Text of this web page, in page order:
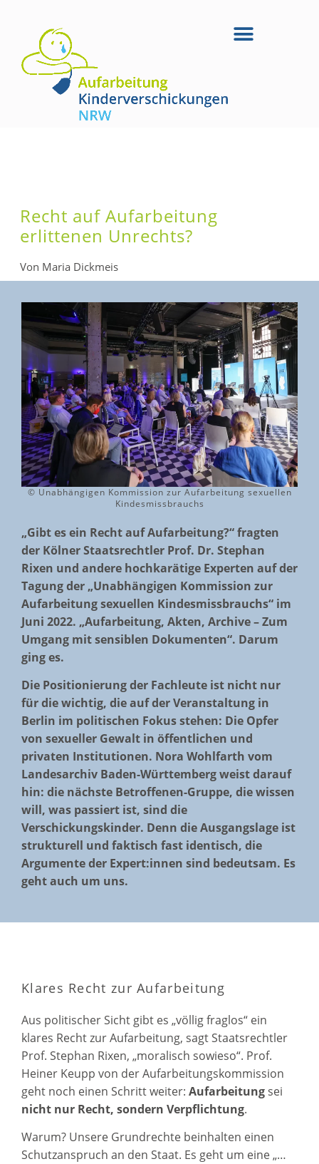
Recht auf Aufarbeitung
erlittenen Unrechts?
Von Maria Dickmeis
© Unabhängigen Kommission zur Aufarbeitung sexuellen
Kindesmissbrauchs
„Gibt es ein Recht auf Aufarbeitung?“ fragten
der Kölner Staatsrechtler Prof. Dr. Stephan
Rixen und andere hochkarätige Experten auf der
Tagung der „Unabhängigen Kommission zur
Aufarbeitung sexuellen Kindesmissbrauchs“ im
Juni 2022. „Aufarbeitung, Akten, Archive – Zum
Umgang mit sensiblen Dokumenten“. Darum
ging es.
Die Positionierung der Fachleute ist nicht nur
für die wichtig, die auf der Veranstaltung in
Berlin im politischen Fokus stehen: Die Opfer
von sexueller Gewalt in öffentlichen und
privaten Institutionen. Nora Wohlfarth vom
Landesarchiv Baden-Württemberg weist darauf
hin: die nächste Betroffenen-Gruppe, die wissen
will, was passiert ist, sind die
Verschickungskinder. Denn die Ausgangslage ist
strukturell und faktisch fast identisch, die
Argumente der Expert:innen sind bedeutsam. Es
geht auch um uns.
Klares Recht zur Aufarbeitung
Aus politischer Sicht gibt es „völlig fraglos“ ein
klares Recht zur Aufarbeitung, sagt Staatsrechtler
Prof. Stephan Rixen, „moralisch sowieso“. Prof.
Heiner Keupp von der Aufarbeitungskommission
geht noch einen Schritt weiter: Aufarbeitungsei
nicht nur Recht, sondern Verpflichtung.
Warum? Unsere Grundrechte beinhalten einen
Schutzanspruch an den Staat. Es geht um eine „…